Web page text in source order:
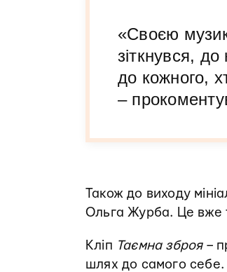
«Своєю
зіткнувся,
до кожного,
–
Також до виходу
Ольга Журба. Це вже
Кліп Таємна зброя–
шлях до самого себе.